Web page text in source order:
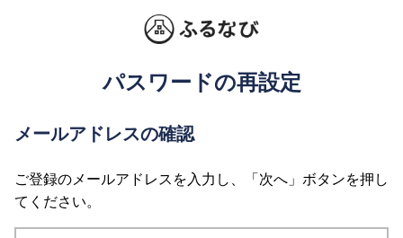
パスワードの再設定
メールアドレスの確認
ご登録のメールアドレスを入力し、「次へ」ボタンを押し
てください。